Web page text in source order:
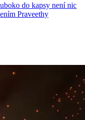
do kapsy není nic
Praveethy